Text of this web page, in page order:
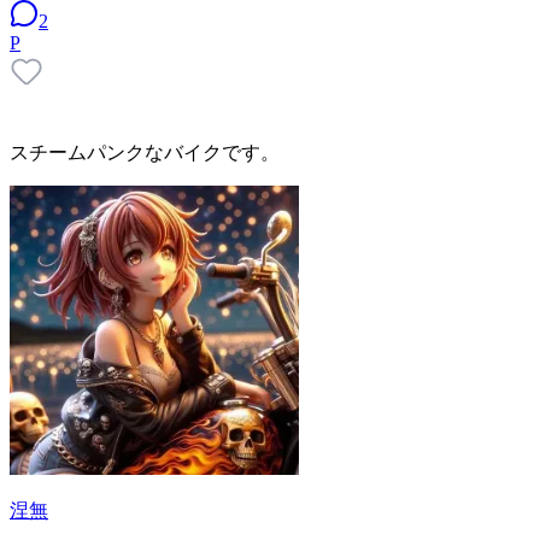
2
P
スチームパンクなバイクです。
涅無